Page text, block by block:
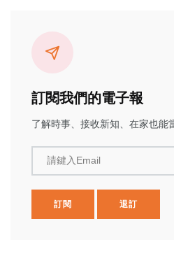
訂閱我們的電子報
了解時事、接收新知、在家也能
請鍵入Email
訂閱 退訂